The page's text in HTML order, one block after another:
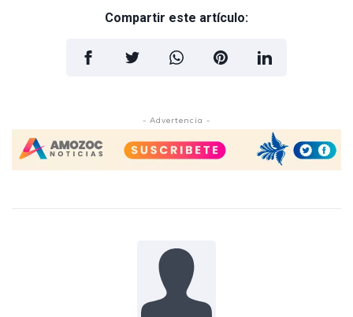
Compartir este artículo:
- Advertencia -